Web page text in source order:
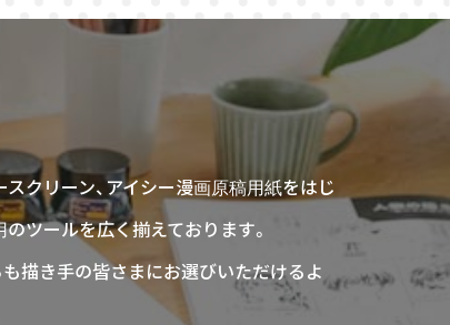
クリーン、アイシー漫画原稿用紙をはじ
ツールを広く揃えております。
描き手の皆さまにお選びいただけるよ